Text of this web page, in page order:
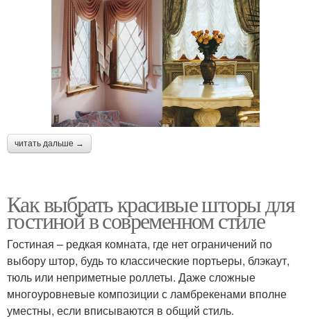
читать дальше →
Как выбрать красивые шторы для
гостиной в современном стиле
Гостиная – редкая комната, где нет ограничений по
выбору штор, будь то классические портьеры, блэкаут,
тюль или неприметные роллеты. Даже сложные
многоуровневые композиции с ламбрекенами вполне
уместны, если вписываются в общий стиль.